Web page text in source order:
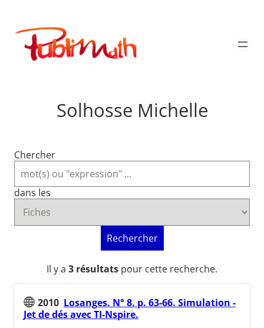
contenu
Publimath
Solhosse Michelle
Chercher
dans les
Rechercher
Il y a 3 résultats pour cette recherche.
2010 Losanges. N° 8. p. 63-66. Simulation -
Jet de dés avec TI-Nspire.